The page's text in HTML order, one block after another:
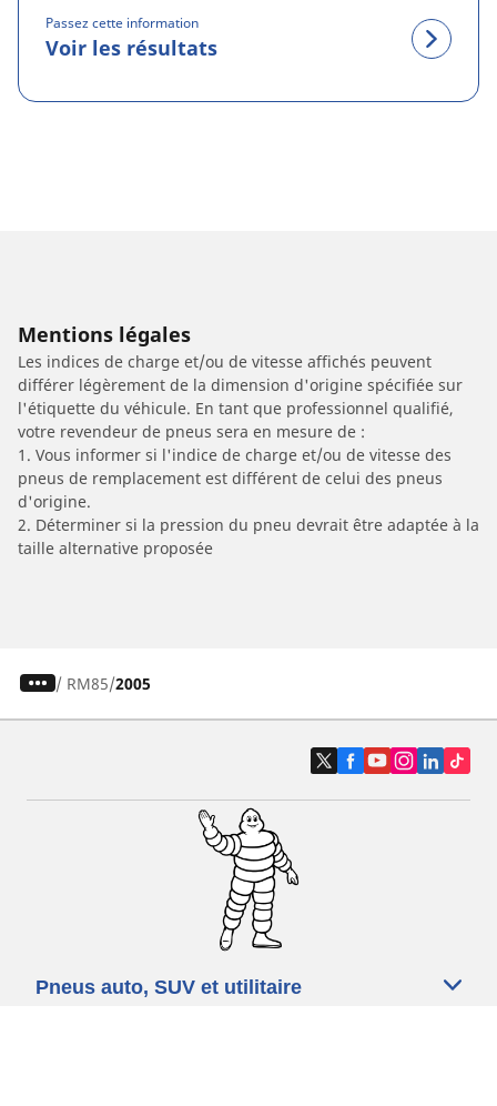
Passez cette information
Voir les résultats
Mentions légales
Les indices de charge et/ou de vitesse affichés peuvent
différer légèrement de la dimension d'origine spécifiée sur
l'étiquette du véhicule. En tant que professionnel qualifié,
votre revendeur de pneus sera en mesure de :
1. Vous informer si l'indice de charge et/ou de vitesse des
pneus de remplacement est différent de celui des pneus
d'origine.
2. Déterminer si la pression du pneu devrait être adaptée à la
taille alternative proposée
/ RM85 2005
Pneus auto, SUV et utilitaire